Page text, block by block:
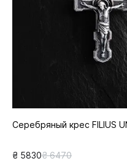
Серебряный крес FILIUS
₴ 5830₴ 6470